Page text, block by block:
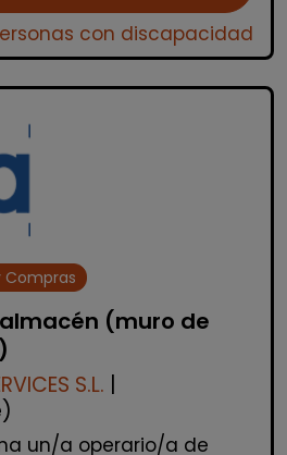
con discapacidad
Compras
(muro de
S.L. |
un/a operario/a de